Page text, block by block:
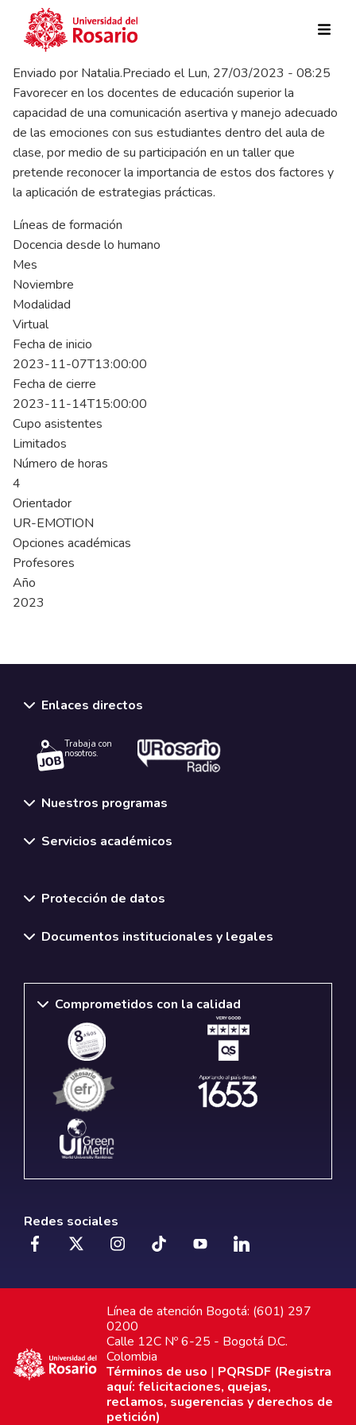
Pasar al contenido principal
Enviado por Natalia.Preciado elLun, 27/03/2023 - 08:25
Favorecer en los docentes de educación superior la
capacidad de una comunicación asertiva y manejo adecuado
de las emociones con sus estudiantes dentro del aula de
clase, por medio de su participación en un taller que
pretende reconocer la importancia de estos dos factores y
la aplicación de estrategias prácticas.
Líneas de formación
Docencia desde lo humano
Mes
Noviembre
Modalidad
Virtual
Fecha de inicio
2023-11-07T13:00:00
Fecha de cierre
2023-11-14T15:00:00
Cupo asistentes
Limitados
Número de horas
4
Orientador
UR-EMOTION
Opciones académicas
Profesores
Año
2023
Enlaces directos
Trabaja con
nosotros.
Nuestros programas
Servicios académicos
Protección de datos
Documentos institucionales y legales
Comprometidos con la calidad
Redes sociales
Línea de atención Bogotá: (601) 297
0200
Calle 12C Nº 6-25 - Bogotá D.C.
Colombia
Términos de uso | PQRSDF (Registra
aquí: felicitaciones, quejas,
reclamos, sugerencias y derechos de
petición)